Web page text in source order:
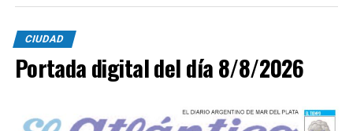
CIUDAD
Portada digital del día 8/8/2026